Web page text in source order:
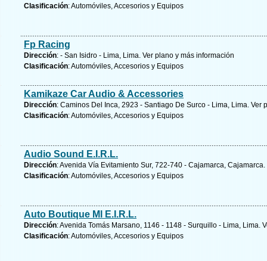
Clasificación: Automóviles, Accesorios y Equipos
Fp Racing
Dirección: - San Isidro - Lima, Lima. Ver plano y más información
Clasificación: Automóviles, Accesorios y Equipos
Kamikaze Car Audio & Accessories
Dirección: Caminos Del Inca, 2923 - Santiago De Surco - Lima, Lima. Ver
Clasificación: Automóviles, Accesorios y Equipos
Audio Sound E.I.R.L.
Dirección: Avenida Vía Evitamiento Sur, 722-740 - Cajamarca, Cajamarca.
Clasificación: Automóviles, Accesorios y Equipos
Auto Boutique Ml E.I.R.L.
Dirección: Avenida Tomás Marsano, 1146 - 1148 - Surquillo - Lima, Lima.
Clasificación: Automóviles, Accesorios y Equipos